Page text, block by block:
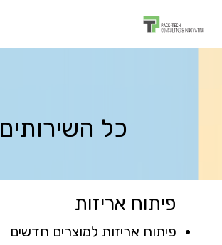
כל השירותים
פיתוח אריזות
פיתוח אריזות למוצרים חדשים
Close